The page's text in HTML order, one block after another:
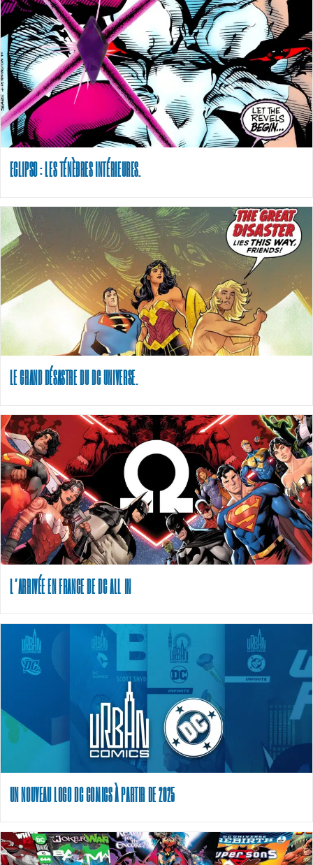
ECLIPSO : LES TÉNÈBRES INTÉRIEURES.
LE GRAND DÉSASTRE DU DC UNIVERSE.
L’ARRIVÉE EN FRANCE DE DC ALL IN
UN NOUVEAU LOGO DC COMICS À PARTIR DE 2025